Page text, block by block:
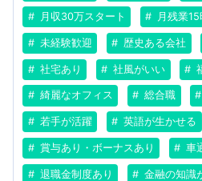
月収30万スタート 月残業
未経験歓迎 歴史ある会社
社宅あり 社風がいい
綺麗なオフィス 総合職
若手が活躍 英語が生かせる
賞与あり・ボーナスあり 車
退職金制度あり 金融の知識